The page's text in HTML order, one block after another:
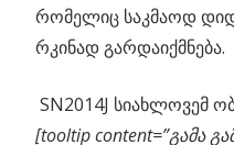
რომელიც საკმაოდ
რკინად გარდაიქმნება.
SN2014J სიახლოვემ
[tooltip content=”გამა